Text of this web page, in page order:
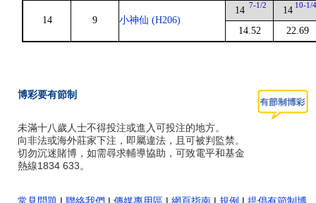
14 9 小神仙 (H206)
14 7-1/2
14.52
14 10-1/
22.69
博彩要有節制
未滿十八歲人士不得投注或進入可投注的地方。
向非法或海外莊家下注，即屬違法，且可被判監禁。
切勿沉迷賭博，如需尋求輔導協助，可致電平和基金
熱線1834 633。